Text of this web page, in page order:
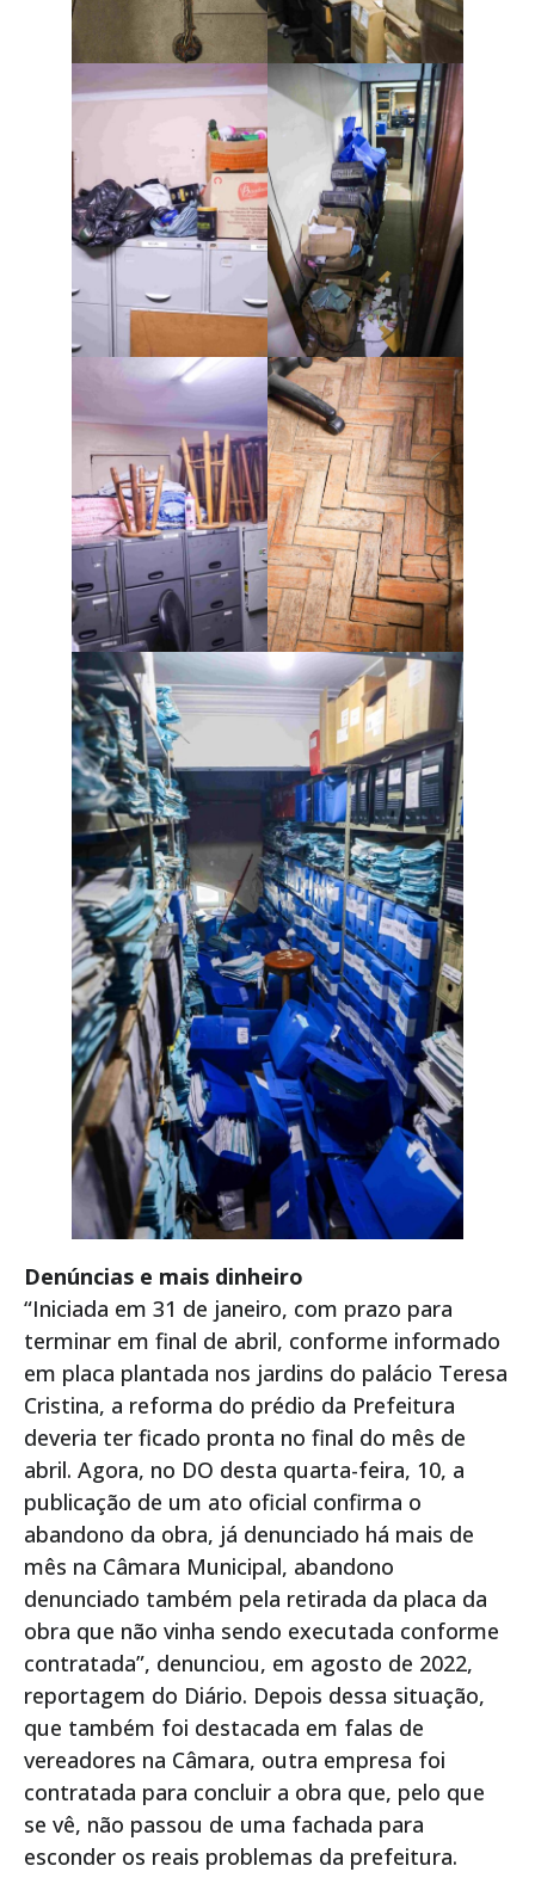
Denúncias e mais dinheiro
“Iniciada em 31 de janeiro, com prazo para
terminar em final de abril, conforme informado
em placa plantada nos jardins do palácio Teresa
Cristina, a reforma do prédio da Prefeitura
deveria ter ficado pronta no final do mês de
abril. Agora, no DO desta quarta-feira, 10, a
publicação de um ato oficial confirma o
abandono da obra, já denunciado há mais de
mês na Câmara Municipal, abandono
denunciado também pela retirada da placa da
obra que não vinha sendo executada conforme
contratada”, denunciou, em agosto de 2022,
reportagem do Diário. Depois dessa situação,
que também foi destacada em falas de
vereadores na Câmara, outra empresa foi
contratada para concluir a obra que, pelo que
se vê, não passou de uma fachada para
esconder os reais problemas da prefeitura.